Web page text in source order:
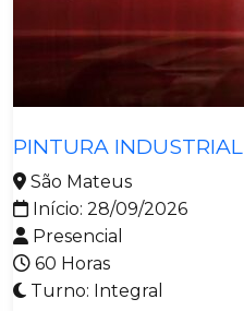
PINTURA INDUSTRIAL
São Mateus
Início: 28/09/2026
Presencial
60 Horas
Turno: Integral